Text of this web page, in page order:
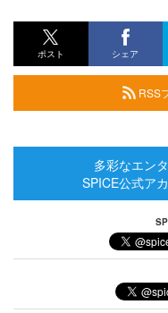
ポスト シェア
RSS
多彩なエン
SPICE公式ア